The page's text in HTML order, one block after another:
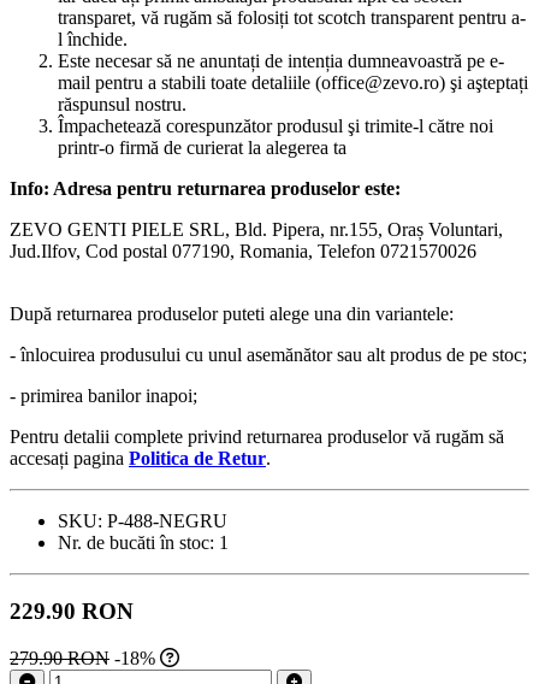
transparet, vă rugăm să folosiți tot scotch transparent pentru a-
l închide.
Este necesar să ne anuntați de intenția dumneavoastră pe e-
mail pentru a stabili toate detaliile (office@zevo.ro) şi aşteptați
răspunsul nostru.
Împachetează corespunzător produsul şi trimite-l către noi
printr-o firmă de curierat la alegerea ta
Info: Adresa pentru returnarea produselor este:
ZEVO GENTI PIELE SRL, Bld. Pipera, nr.155, Oraș Voluntari,
Jud.Ilfov, Cod postal 077190, Romania, Telefon 0721570026
După returnarea produselor puteti alege una din variantele:
- înlocuirea produsului cu unul asemănător sau alt produs de pe stoc;
- primirea banilor inapoi;
Pentru detalii complete privind returnarea produselor vă rugăm să
accesați pagina Politica de Retur.
SKU: P-488-NEGRU
Nr. de bucăti în stoc: 1
229.90 RON
279.90 RON -18%